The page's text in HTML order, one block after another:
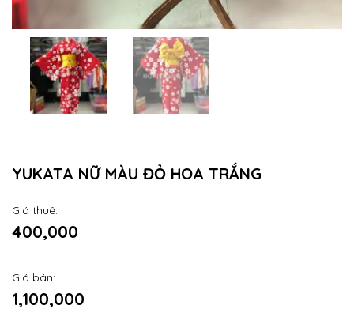
YUKATA NỮ MÀU ĐỎ HOA TRẮNG
Giá thuê:
400,000
Giá bán:
1,100,000